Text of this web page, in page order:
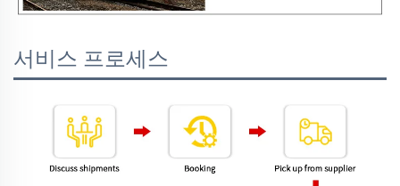
서비스 프로세스